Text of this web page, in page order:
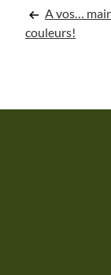
A vos…
couleurs!